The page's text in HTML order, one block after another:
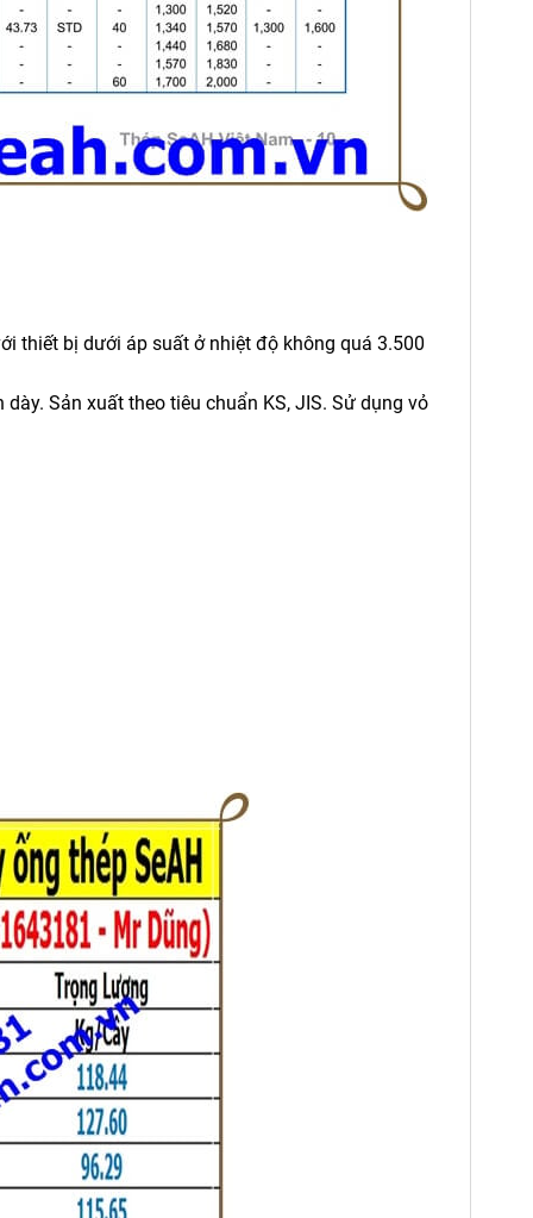
thiết bị dưới áp suất ở nhiệt độ không quá 3.500
Sản xuất theo tiêu chuẩn KS, JIS. Sử dụng vỏ